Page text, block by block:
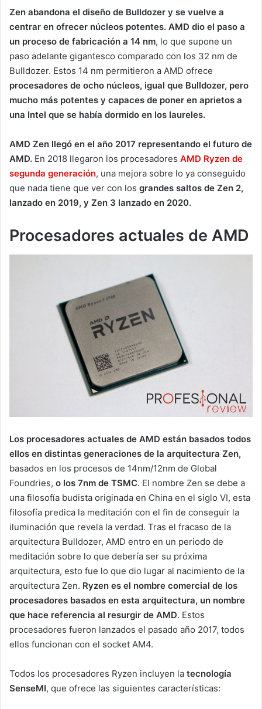
Zen abandona el diseño de Bulldozer y se vuelve a
centrar en ofrecer núcleos potentes. AMD dio el paso a
un proceso de fabricación a 14 nm, lo que supone un
paso adelante gigantesco comparado con los 32 nm de
Bulldozer. Estos 14 nm permitieron a AMD ofrece
procesadores de ocho núcleos, igual que Bulldozer, pero
mucho más potentes y capaces de poner en aprietos a
una Intel que se había dormido en los laureles.
AMD Zen llegó en el año 2017 representando el futuro de
AMD. En 2018 llegaron los procesadores AMD Ryzen de
segunda generación, una mejora sobre lo ya conseguido
que nada tiene que ver con los grandes saltos de Zen 2,
lanzado en 2019, y Zen 3 lanzado en 2020.
Procesadores actuales de AMD
Los procesadores actuales de AMD están basados todos
ellos en distintas generaciones de la arquitectura Zen,
basados en los procesos de 14nm/12nm de Global
Foundries, o los 7nm de TSMC. El nombre Zen se debe a
una filosofía budista originada en China en el siglo VI, esta
filosofía predica la meditación con el fin de conseguir la
iluminación que revela la verdad. Tras el fracaso de la
arquitectura Bulldozer, AMD entro en un periodo de
meditación sobre lo que debería ser su próxima
arquitectura, esto fue lo que dio lugar al nacimiento de la
arquitectura Zen. Ryzen es el nombre comercial de los
procesadores basados en esta arquitectura, un nombre
que hace referencia al resurgir de AMD. Estos
procesadores fueron lanzados el pasado año 2017, todos
ellos funcionan con el socket AM4.
Todos los procesadores Ryzen incluyen la tecnología
SenseMI, que ofrece las siguientes características: